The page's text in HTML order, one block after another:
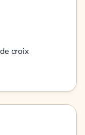
croix